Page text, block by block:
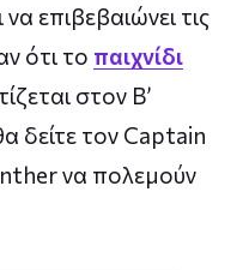
επιβεβαιώνει τις
ότι το παιχνίδι
στον Β’
δείτε τον Captain
να πολεμούν